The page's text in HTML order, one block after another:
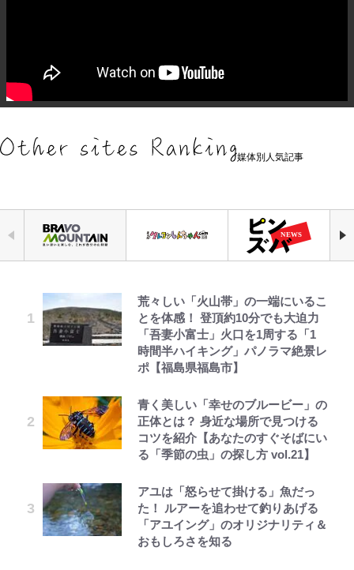
媒体別人気記事
荒々しい「火山帯」の一端にいるこ
とを体感！ 登頂約10分でも大迫力
「吾妻小富士」火口を1周する「1
時間半ハイキング」パノラマ絶景レ
ポ【福島県福島市】
青く美しい「幸せのブルービー」の
正体とは？ 身近な場所で見つける
コツを紹介【あなたのすぐそばにい
る「季節の虫」の探し方 vol.21】
アユは「怒らせて掛ける」魚だっ
た！ ルアーを追わせて釣りあげる
「アユイング」のオリジナリティ＆
おもしろさを知る
でっかい男になりたいゾ
浅草は日本の心だゾ
ボーちゃんの一途な気持ちだゾ
千葉雄大、ほっそりイケメン近影に
「顔パンパンだったのに」反響 視
聴者が想った激変の納得理由
GLAY・TERU＆PUFFY大貫亜美
てるの尊い」 長女はもう23歳
オダウエダ植田、「2年半で56kg
増」130㎏ボディに驚きと心配 過
錦織一清の写真集はなぜ私服なの
か…高級ブランドをやめ等身大の自
分を表現する現在「ちゃんとおじい
ちゃんに」
戦…少年隊の分岐点と60代で挑む
映画監督作『僕は瞳に恋してる』
藤原紀香が23年間続けるボランテ
との声も跳ね返す“誰かの役に立ち
たい”という思い
空の轍と大地の雲と 第1回
第3回 出版までの道のり・その2
レビュー『仮面家族』悠木シュン・
著
公式-ヒロインが来る前に妊娠しま
した~詰んだはずの悪役令嬢です
が、どうやら違うようです~ 第1話
公式-婚約破棄されたのでお掃除メ
溺愛されました 第27話(3)
公式-だって、あなたが浮気をした
から 第9話(1)
「自分の絵ごと、このジャンルはそ
ろそろ終わりかな」江口寿史が炎上
を経て樋口毅宏に語ったこと
ファミマと『VIVANT』第2シーズ
頭”や限定グッズ登場にファン感激
「これは買うしかない！」
「まだ2枚しか描けてないんだよね
び、漫画に向かう江口寿史の現在地
浦和と千葉の首をかしげる主力放
出、柏リカルドの下で新加入2人が
化ける！Jリーグに必要な外国人選
手は【Jリーグ開幕｢初めての秋春
制｣の大激論】(4)
｢めーっちゃオシャじゃん｣中田英
寿やトッティも愛した名門ローマ、
新アウェイユニが大評判！｢カッコ
いい｣｢好きなデザイン｣｢今年は2nd
｢守り方かっこよすぎ｣上田綺世が
妻の“ワンオペ騒動”に家族写真で
アンサー！ボールも嫁の炎上も収め